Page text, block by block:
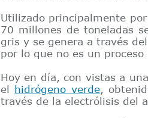
Utilizado principalmente
70 millones de toneladas
gris y se genera a través
por lo que no es un
Hoy en día, con vistas a
el hidrógeno verde,
través de la electrólisis del